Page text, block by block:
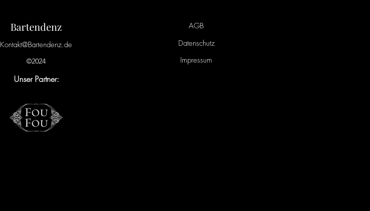
AGB
Bartendenz
Kontakt@Bartendenz.de
Datenschutz
Impressum
©2024
Unser Partner: